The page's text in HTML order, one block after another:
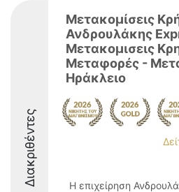
Διακριθέντες
Μετακομίσεις
Ανδρουλάκης
Μετακομισεις
Μεταφορές -
Ηράκλειο
Η επιχείρηση